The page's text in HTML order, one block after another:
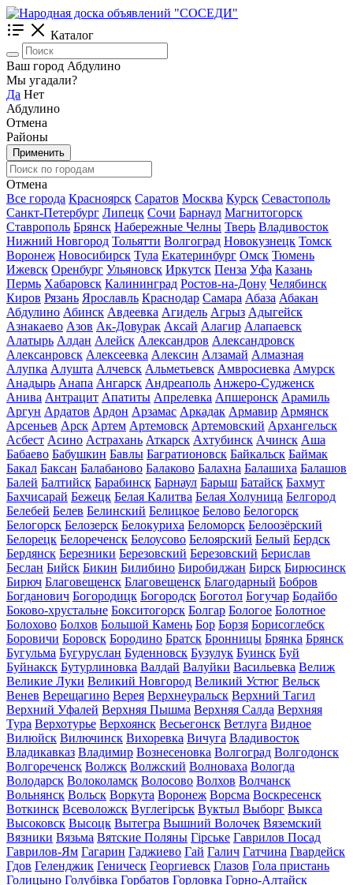
Каталог
Ваш город Абдулино
Мы угадали?
Да Нет
Абдулино
Отмена
Районы
Применить
Отмена
Все города Красноярск Саратов Москва Курск Севастополь
Санкт-Петербург Липецк Сочи Барнаул Магнитогорск
Ставрополь Брянск Набережные Челны Тверь Владивосток
Нижний Новгород Тольятти Волгоград Новокузнецк Томск
Воронеж Новосибирск Тула Екатеринбург Омск Тюмень
Ижевск Оренбург Ульяновск Иркутск Пенза Уфа Казань
Пермь Хабаровск Калининград Ростов-на-Дону Челябинск
Киров Рязань Ярославль Краснодар Самара Абаза Абакан
Абдулино Абинск Авдеевка Агидель Агрыз Адыгейск
Азнакаево Азов Ак-Довурак Аксай Алагир Алапаевск
Алатырь Алдан Алейск Александров Александровск
Алексанровск Алексеевка Алексин Алзамай Алмазная
Алупка Алушта Алчевск Альметьевск Амвросиевка Амурск
Анадырь Анапа Ангарск Андреаполь Анжеро-Судженск
Анива Антрацит Апатиты Апрелевка Апшеронск Арамиль
Аргун Ардатов Ардон Арзамас Аркадак Армавир Армянск
Арсеньев Арск Артем Артемовск Артемовский Архангельск
Асбест Асино Астрахань Аткарск Ахтубинск Ачинск Аша
Бабаево Бабушкин Бавлы Багратионовск Байкальск Баймак
Бакал Баксан Балабаново Балаково Балахна Балашиха Балашов
Балей Балтийск Барабинск Барнаул Барыш Батайск Бахмут
Бахчисарай Бежецк Белая Калитва Белая Холуница Белгород
Белебей Белев Белинский Белицкое Белово Белогорск
Белогорск Белозерск Белокуриха Беломорск Белоозёрский
Белорецк Белореченск Белоусово Белоярский Белый Бердск
Бердянск Березники Березовский Березовский Берислав
Беслан Бийск Бикин Билибино Биробиджан Бирск Бирюсинск
Бирюч Благовещенск Благовещенск Благодарный Бобров
Богданович Богородицк Богородск Боготол Богучар Бодайбо
Боково-хрустальне Бокситогорск Болгар Бологое Болотное
Болохово Болхов Большой Камень Бор Борзя Борисоглебск
Боровичи Боровск Бородино Братск Бронницы Брянка Брянск
Бугульма Бугуруслан Буденновск Бузулук Буинск Буй
Буйнакск Бутурлиновка Валдай Валуйки Васильевка Велиж
Великие Луки Великий Новгород Великий Устюг Вельск
Венев Верещагино Верея Верхнеуральск Верхний Тагил
Верхний Уфалей Верхняя Пышма Верхняя Салда Верхняя
Тура Верхотурье Верхоянск Весьегонск Ветлуга Видное
Вилюйск Вилючинск Вихоревка Вичуга Владивосток
Владикавказ Владимир Вознесеновка Волгоград Волгодонск
Волгореченск Волжск Волжский Волноваха Вологда
Володарск Волоколамск Волосово Волхов Волчанск
Вольнянск Вольск Воркута Воронеж Ворсма Воскресенск
Воткинск Всеволожск Вуглегірськ Вуктыл Выборг Выкса
Высоковск Высоцк Вытегра Вышний Волочек Вяземский
Вязники Вязьма Вятские Поляны Гірське Гаврилов Посад
Гаврилов-Ям Гагарин Гаджиево Гай Галич Гатчина Гвардейск
Гдов Геленджик Геническ Георгиевск Глазов Гола пристань
Голицыно Голубівка Горбатов Горловка Горно-Алтайск